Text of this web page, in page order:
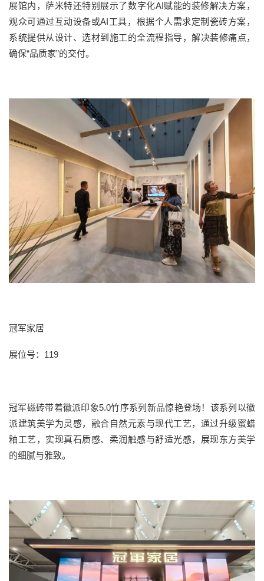
展馆内，萨米特还特别 展示了数字化AI赋能的装修解决方案，
观众可通过互动设备或AI工具，根据个人需求定制瓷砖方案，
系统提供从设计、选材到施工的全流程指导，解决装修痛点，
确保“品质家”的交付。
冠军家居
展位号： 119
冠军磁砖带着徽派印象5.0竹序系列新品惊艳登场！该系列以徽
派建筑美学为灵感，融合自然元素与现代工艺，通过升级蜜蜡
釉工艺，实现真石质感、柔润触感与舒适光感，展现东方美学
的细腻与雅致。